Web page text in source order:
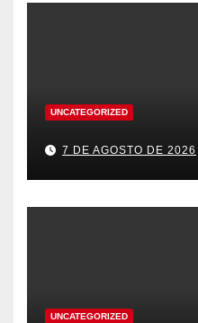
UNCATEGORIZED
7 DE AGOSTO DE 2026
UNCATEGORIZED